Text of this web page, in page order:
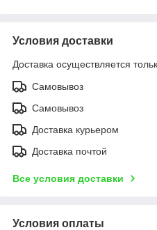
Условия доставки
Доставка осуществляется
Самовывоз
Самовывоз
Доставка курьером
Доставка почтой
Все условия доставки
Условия оплаты